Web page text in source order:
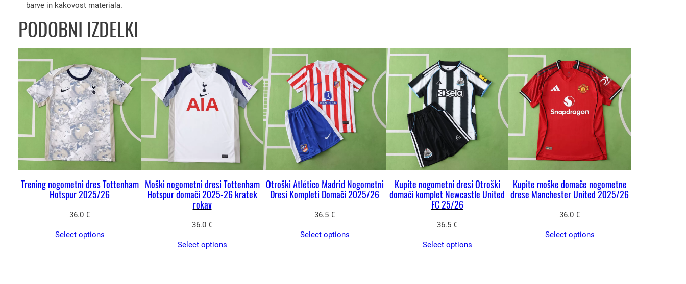
i
9
r
e
t
barve in kakovost materiala.
PODOBNI IZDELKI
Trening nogometni dres Tottenham
Hotspur 2025/26
36.0 €
Select options
Moški nogometni dresi Tottenham
Hotspur domači 2025-26 kratek
rokav
36.0 €
Select options
Otroški Atlético Madrid Nogometni
Dresi Kompleti Domači 2025/26
36.5 €
Select options
Kupite nogometni dresi Otroški
domači komplet Newcastle United
FC 25/26
36.5 €
Select options
Kupite moške domače nogometne
drese Manchester United 2025/26
36.0 €
Select options